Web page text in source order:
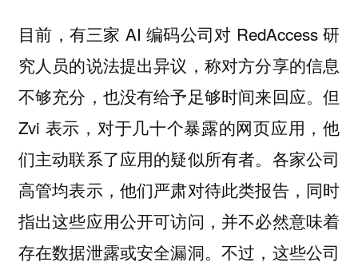
目前，有三家 AI 编码公司对 RedAccess 研
究人员的说法提出异议，称对方分享的信息
不够充分，也没有给予足够时间来回应。但
Zvi 表示，对于几十个暴露的网页应用，他
们主动联系了应用的疑似所有者。各家公司
高管均表示，他们严肃对待此类报告，同时
指出这些应用公开可访问，并不必然意味着
存在数据泄露或安全漏洞。不过，这些公司